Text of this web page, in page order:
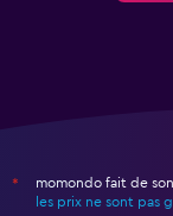
*
momondo fait de
les prix ne sont pas